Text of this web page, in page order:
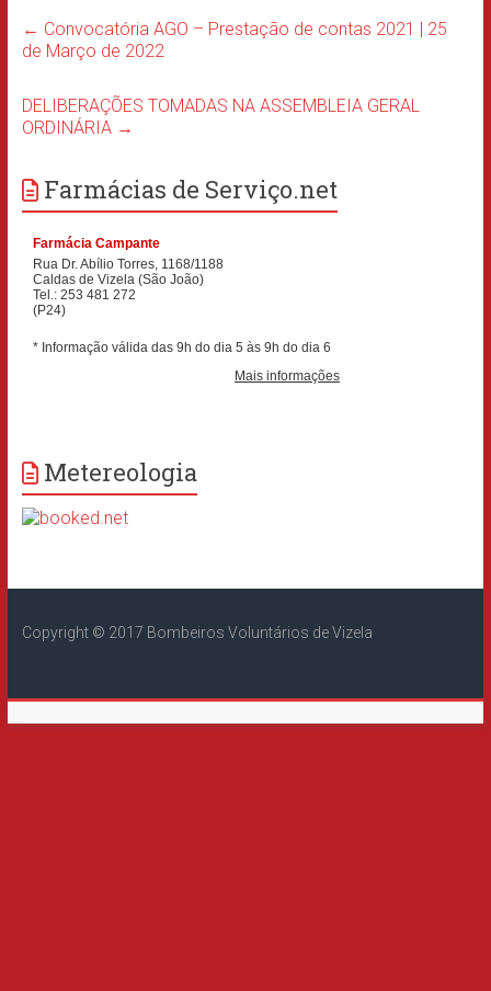
← Convocatória AGO – Prestação de contas 2021 | 25
de Março de 2022
DELIBERAÇÕES TOMADAS NA ASSEMBLEIA GERAL
ORDINÁRIA →
Farmácias de Serviço.net
Metereologia
Copyright © 2017 Bombeiros Voluntários de Vizela